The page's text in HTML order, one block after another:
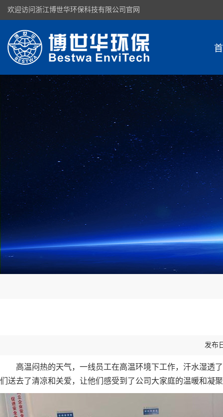
欢迎访问浙江博世华环保科技有限公司官网
发布
高温闷热的天气，一线员工在高温环境下工作，汗水湿透
们送去了清凉和关爱，让他们感受到了公司大家庭的温暖和凝